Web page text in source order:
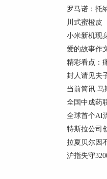
罗马诺：托
川式蜜橙皮
小米新机现
爱的故事作
精彩看点：
封人请见夫
当前简讯:马
全国中成药
全球首个AI
特斯拉公司
拉夏贝尔因
沪指失守